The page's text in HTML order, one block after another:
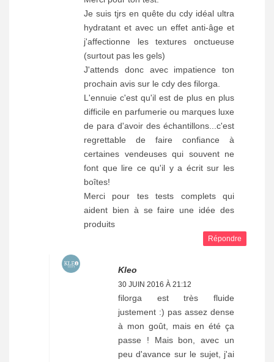
Je suis tjrs en quête du cdy idéal ultra
hydratant et avec un effet anti-âge et
j'affectionne les textures onctueuse
(surtout pas les gels)
J'attends donc avec impatience ton
prochain avis sur le cdy des filorga.
L'ennuie c'est qu'il est de plus en plus
difficile en parfumerie ou marques luxe
de para d'avoir des échantillons...c'est
regrettable de faire confiance à
certaines vendeuses qui souvent ne
font que lire ce qu'il y a écrit sur les
boîtes!
Merci pour tes tests complets qui
aident bien à se faire une idée des
produits
Répondre
Kleo
30 JUIN 2016 À 21:12
filorga est très fluide
justement :) pas assez dense
à mon goût, mais en été ça
passe ! Mais bon, avec un
peu d'avance sur le sujet, j'ai